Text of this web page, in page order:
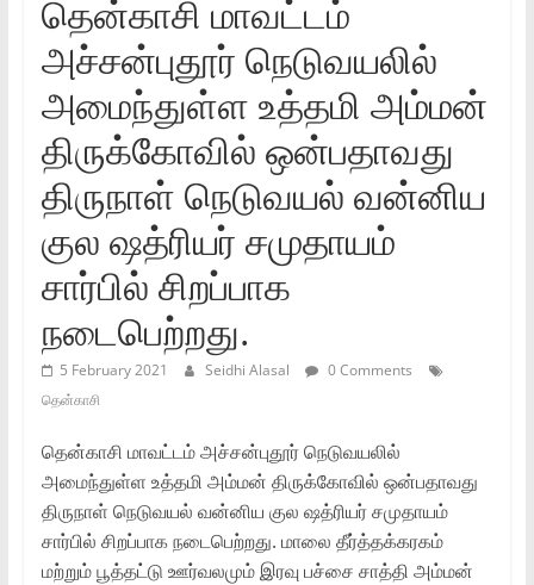
தென்காசி மாவட்டம்
அச்சன்புதூர் நெடுவயலில்
அமைந்துள்ள உத்தமி அம்மன்
திருக்கோவில் ஒன்பதாவது
திருநாள் நெடுவயல் வன்னிய
குல ஷத்ரியர் சமுதாயம்
சார்பில் சிறப்பாக
நடைபெற்றது.
5 February 2021 Seidhi Alasal
0 Comments
தென்காசி
தென்காசி மாவட்டம் அச்சன்புதூர் நெடுவயலில்
அமைந்துள்ள உத்தமி அம்மன் திருக்கோவில் ஒன்பதாவது
திருநாள் நெடுவயல் வன்னிய குல ஷத்ரியர் சமுதாயம்
சார்பில் சிறப்பாக நடைபெற்றது. மாலை தீர்த்தக்கரகம்
மற்றும் பூத்தட்டு ஊர்வலமும் இரவு பச்சை சாத்தி அம்மன்